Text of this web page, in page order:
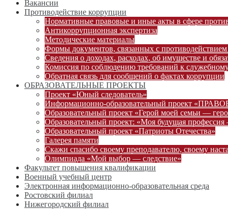
Вакансии
Противодействие коррупции
Нормативные правовые и иные акты в сфере
Антикоррупционная экспертиза
Методические материалы
Формы документов, связанных с
Сведения о доходах, расходах, об имуществе и
Комиссия по соблюдению требований к
Обратная связь для сообщений о фактах коррупции
ОБРАЗОВАТЕЛЬНЫЕ ПРОЕКТЫ
Проект «Юный следователь»
Информационно-образовательный проект
Образовательный проект «Герой моей семьи —
Образовательный проект: «Моя будущая профессия
Образовательный проект «Патриоты Отечества»
Галерея памяти
Скажи спасибо своему преподавателю, своему
Олимпиада «Мой выбор — следствие»
Факультет повышения квалификации
Военный учебный центр
Электронная информационно-образовательная среда
Ростовский филиал
Нижегородский филиал